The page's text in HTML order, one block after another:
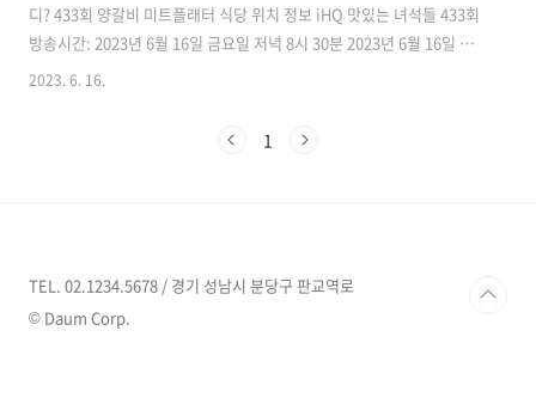
디? 433회 양갈비 미트플래터 식당 위치 정보 iHQ 맛있는 녀석들 433회
방송시간: 2023년 6월 16일 금요일 저녁 8시 30분 2023년 6월 16일 맛
있는 녀석들에서는 프랑스와 남아프리카 공화국 음식을 맛보는 '배부르
방송됩니다. 남아공 음식을 맛본 맛녀석 친구들은 '거침없는 느낌이다' ,
2023. 6. 16.
1
TEL. 02.1234.5678 / 경기 성남시 분당구 판교역로
© Daum Corp.